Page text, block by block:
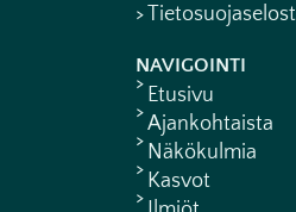
>
NAVIGOINTI
Etusivu
Ajankohtaista
Näkökulmia
Kasvot